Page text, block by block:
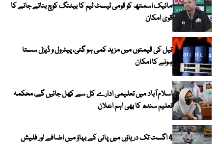
مائیک اسمتھ کو قومی ٹیسٹ ٹیم کا بیٹنگ کوچ بنائے جانے کا
قوی امکان
تیل کی قیمتوں میں مزید کمی ہو گئی، پیٹرول و ڈیزل سستا
ہونے کا امکان
اسلام آباد میں تعلیمی ادارے کل سے کھل جائیں گے، محکمہ
تعلیم سندھ کا بھی اہم اعلان
4 اگست تک دریاؤں میں پانی کے بہاؤ میں اضافے اور فلیش